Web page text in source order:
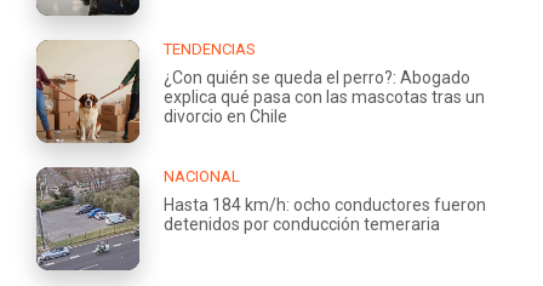
TENDENCIAS
¿Con quién se queda el perro?: Abogado
explica qué pasa con las mascotas tras un
divorcio en Chile
NACIONAL
Hasta 184 km/h: ocho conductores fueron
detenidos por conducción temeraria